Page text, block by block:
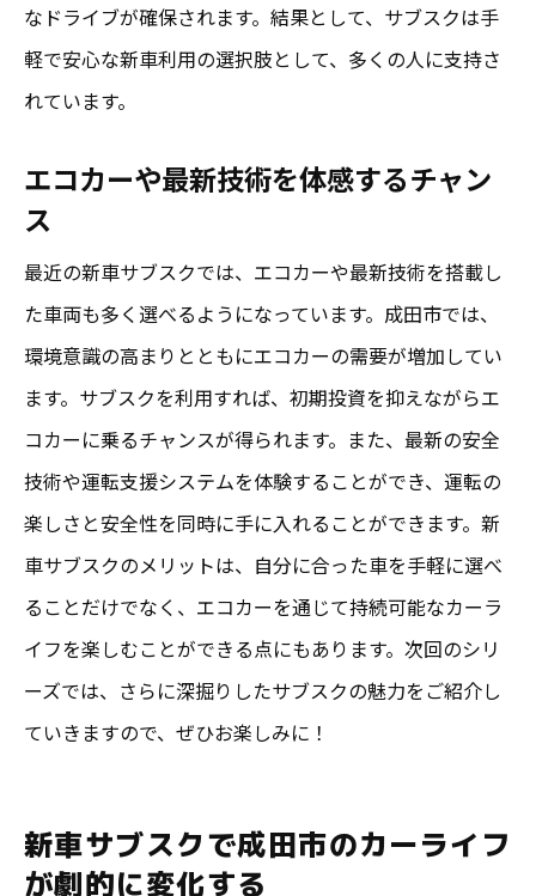
なドライブが確保されます。結果として、サブスクは手
軽で安心な新車利用の選択肢として、多くの人に支持さ
れています。
エコカーや最新技術を体感するチャン
ス
最近の新車サブスクでは、エコカーや最新技術を搭載し
た車両も多く選べるようになっています。成田市では、
環境意識の高まりとともにエコカーの需要が増加してい
ます。サブスクを利用すれば、初期投資を抑えながらエ
コカーに乗るチャンスが得られます。また、最新の安全
技術や運転支援システムを体験することができ、運転の
楽しさと安全性を同時に手に入れることができます。新
車サブスクのメリットは、自分に合った車を手軽に選べ
ることだけでなく、エコカーを通じて持続可能なカーラ
イフを楽しむことができる点にもあります。次回のシリ
ーズでは、さらに深掘りしたサブスクの魅力をご紹介し
ていきますので、ぜひお楽しみに！
新車サブスクで成田市のカーライフ
が劇的に変化する